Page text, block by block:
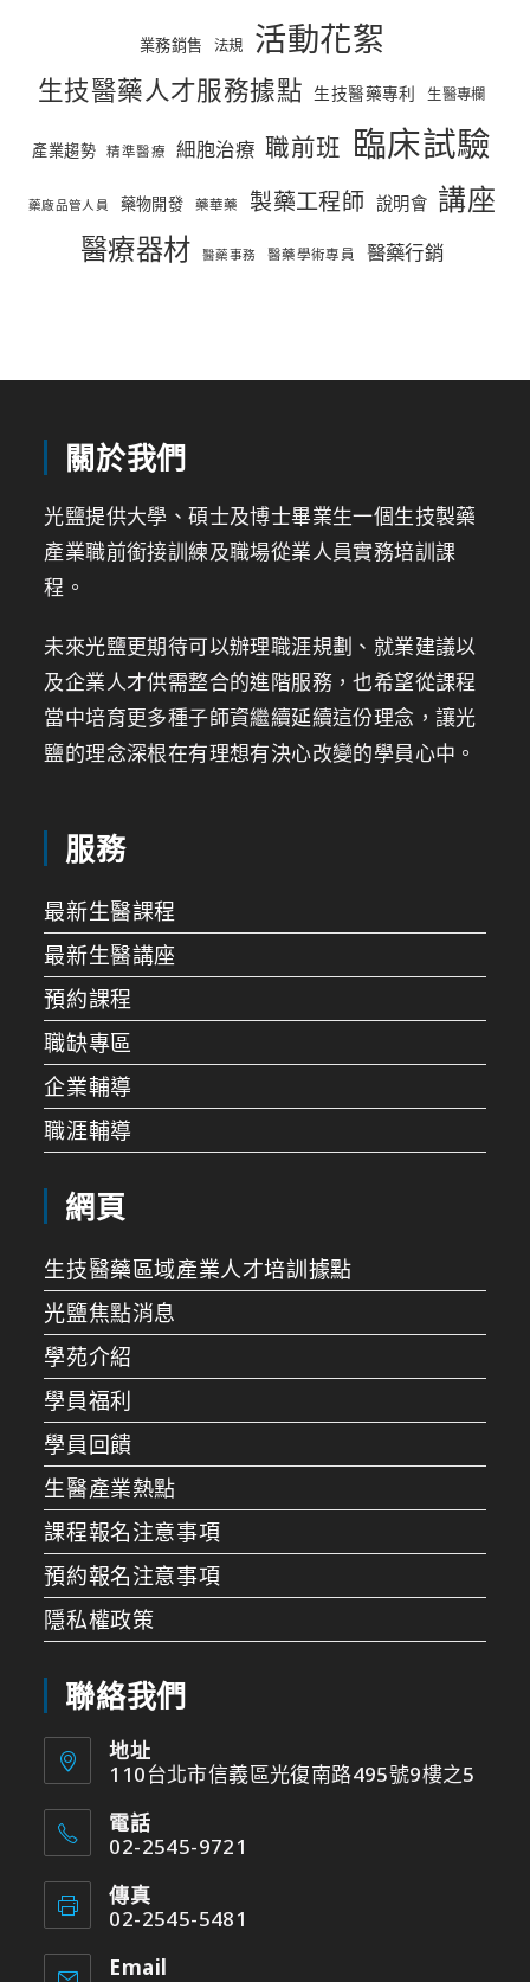
業務銷售 法規 活動花絮
生技醫藥人才服務據點 生技醫藥專利 生醫專欄
產業趨勢 精準醫療 細胞治療 職前班 臨床試驗
藥廠品管人員 藥物開發 藥華藥 製藥工程師 說明會 講座
醫療器材 醫藥事務 醫藥學術專員 醫藥行銷
關於我們
光鹽提供大學、碩士及博士畢業生一個生技製藥
產業職前銜接訓練及職場從業人員實務培訓課
程。
未來光鹽更期待可以辦理職涯規劃、就業建議以
及企業人才供需整合的進階服務，也希望從課程
當中培育更多種子師資繼續延續這份理念，讓光
鹽的理念深根在有理想有決心改變的學員心中。
服務
最新生醫課程
最新生醫講座
預約課程
職缺專區
企業輔導
職涯輔導
網頁
生技醫藥區域產業人才培訓據點
光鹽焦點消息
學苑介紹
學員福利
學員回饋
生醫產業熱點
課程報名注意事項
預約報名注意事項
隱私權政策
聯絡我們
地址
110台北市信義區光復南路495號9樓之5
電話
02-2545-9721
傳真
02-2545-5481
Email